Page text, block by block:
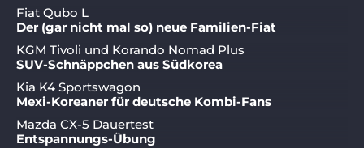
Fiat Qubo L
Der (gar nicht mal so) neue Familien-Fiat
KGM Tivoli und Korando Nomad Plus
SUV-Schnäppchen aus Südkorea
Kia K4 Sportswagon
Mexi-Koreaner für deutsche Kombi-Fans
Mazda CX-5 Dauertest
Entspannungs-Übung